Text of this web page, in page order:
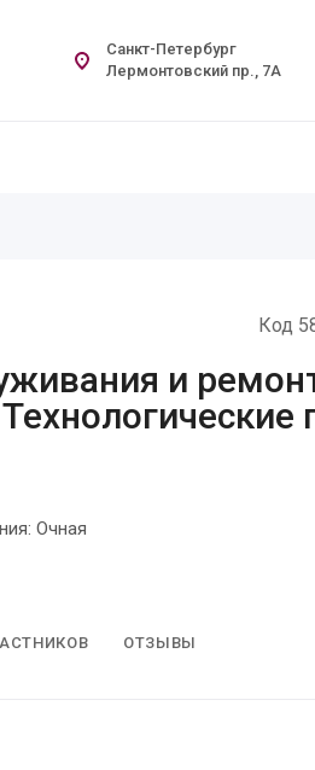
Санкт-Петербург
Лермонтовский пр., 7А
Код
и
Очная
ОТЗЫВЫ